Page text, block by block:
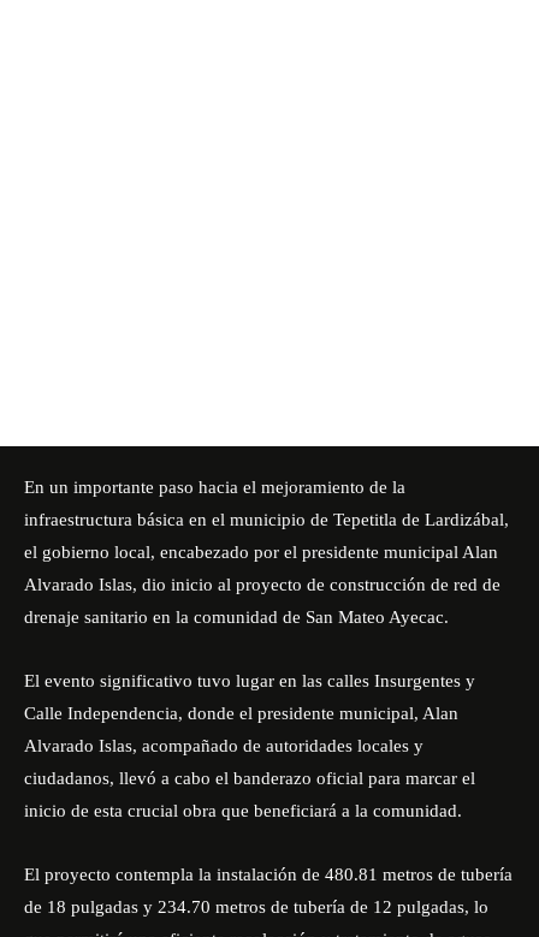
En un importante paso hacia el mejoramiento de la
infraestructura básica en el municipio de Tepetitla de Lardizábal,
el gobierno local, encabezado por el presidente municipal Alan
Alvarado Islas, dio inicio al proyecto de construcción de red de
drenaje sanitario en la comunidad de San Mateo Ayecac.
El evento significativo tuvo lugar en las calles Insurgentes y
Calle Independencia, donde el presidente municipal, Alan
Alvarado Islas, acompañado de autoridades locales y
ciudadanos, llevó a cabo el banderazo oficial para marcar el
inicio de esta crucial obra que beneficiará a la comunidad.
El proyecto contempla la instalación de 480.81 metros de tubería
de 18 pulgadas y 234.70 metros de tubería de 12 pulgadas, lo